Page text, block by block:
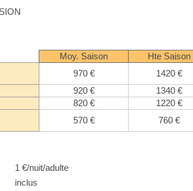
Moy. Saison
Hte Saison
970 €
1420 €
920 €
1340 €
820 €
1220 €
570 € 760 €
1 €/nuit/adulte
inclus